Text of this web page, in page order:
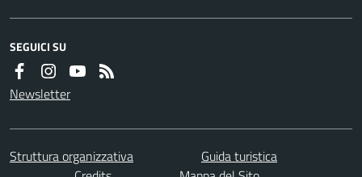
SEGUICI SU
Newsletter
Struttura organizzativa
Guida turistica